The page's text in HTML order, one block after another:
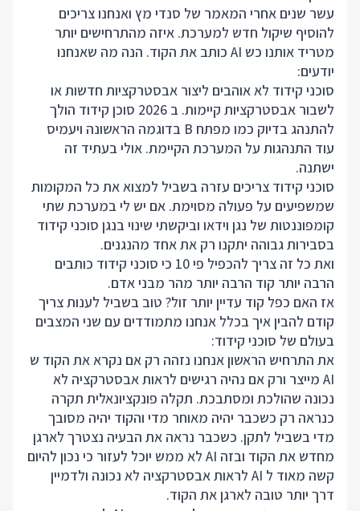
עשר שנים אחרי המאמר של סנדי מץ ואנחנו צריכים
להוסיף שיקול חדש למערכת. איזה מהתרחישים יותר
מטריד אותנו כש AI כותב את הקוד. הנה מה שאנחנו
יודעים:
סוכני קידוד לא אוהבים ליצור אבסטרקציות חדשות או
לשבור אבסטרקציות קיימות. ב 2026 סוכן קידוד הולך
להתנהג בדיוק כמו מפתח B בדוגמה הראשונה ויעמיס
עוד התנהגות על המערכת הקיימת. אולי בעתיד זה
ישתנה.
סוכני קידוד צריכים עזרה בשביל למצוא את כל המקומות
שמשפיעים על פעולה מסוימת. אם יש לי במערכת שתי
קומפוננטות של נגן וידאו וביקשתי שינוי בנגן סוכני קידוד
בסבירות גבוהה יתקנו רק את אחד מהנגנים.
ואת כל זה צריך להכפיל פי 10 כי סוכני קידוד כותבים
הרבה יותר קוד הרבה יותר מהר מבני אדם.
אז האם כפל קוד עדיין יותר זול? טוב בשביל לענות צריך
קודם להבין איך בכלל אנחנו מתמודדים עם שני המצבים
בעולם של סוכני קידוד:
את התרחיש הראשון אנחנו נזהה רק אם נקרא את הקוד ש
AI מייצר ורק אם נהיה רגישים לראות אבסטרקציה לא
נכונה שהולכת ומסתבכת. תקלה פונקציונאלית תקרה
כנראה רק כשכבר יהיה מאוחר מדי והקוד יהיה מסובך
מדי בשביל לתקן. כשכבר נראה את הבעיה נצטרך לארגן
מחדש את הקוד ובזה AI לא ממש יוכל לעזור כי נכון להיום
קשה מאוד ל AI לראות אבסטרקציה לא נכונה ולדמיין
דרך יותר טובה לארגן את הקוד.